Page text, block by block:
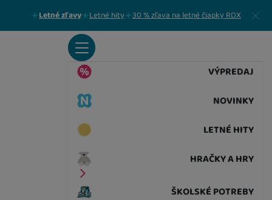
Letné zľavy Letné hity 30 % zľava na letné čiapky RDX Zavrieť
VÝPREDAJ
NOVINKY
LETNÉ HITY
HRAČKY A HRY
ŠKOLSKÉ POTREBY